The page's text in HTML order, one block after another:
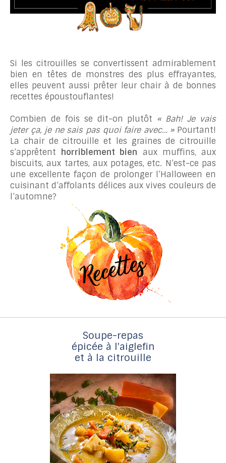
Si les citrouilles se convertissent admirablement
bien en têtes de monstres des plus effrayantes,
elles peuvent aussi prêter leur chair à de bonnes
recettes époustouflantes!
Combien de fois se dit-on plutôt « Bah! Je vais
jeter ça, je ne sais pas quoi faire avec… » Pourtant!
La chair de citrouille et les graines de citrouille
s’apprêtent
horriblement bien aux muffins, aux
biscuits, aux tartes, aux potages, etc. N’est-ce pas
une excellente façon de prolonger l’Halloween en
cuisinant d’affolants délices aux vives couleurs de
l’automne?
Soupe-repas
épicée à l'aiglefin
et à la citrouille